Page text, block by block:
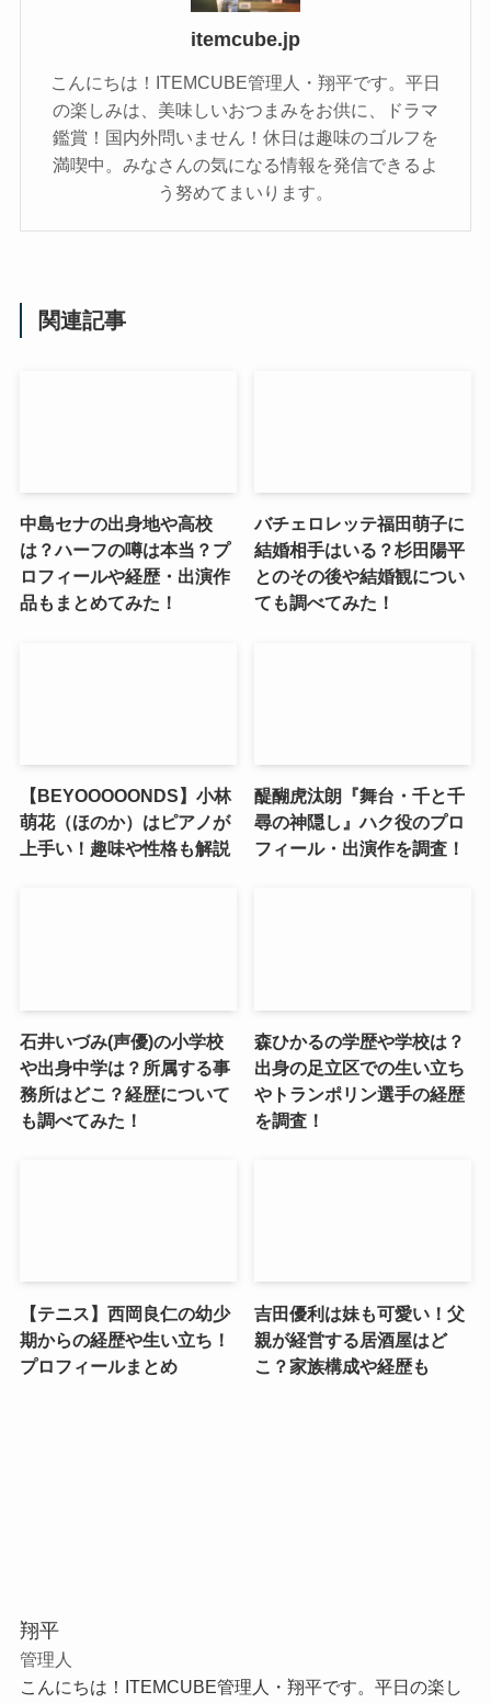
itemcube.jp
こんにちは！ITEMCUBE管理人・翔平です。平日
の楽しみは、美味しいおつまみをお供に、ドラマ
鑑賞！国内外問いません！休日は趣味のゴルフを
満喫中。みなさんの気になる情報を発信できるよ
う努めてまいります。
関連記事
中島セナの出身地や高校
は？ハーフの噂は本当？プ
ロフィールや経歴・出演作
品もまとめてみた！
バチェロレッテ福田萌子に
結婚相手はいる？杉田陽平
とのその後や結婚観につい
ても調べてみた！
【BEYOOOOONDS】小林
萌花（ほのか）はピアノが
上手い！趣味や性格も解説
醍醐虎汰朗『舞台・千と千
尋の神隠し』ハク役のプロ
フィール・出演作を調査！
石井いづみ(声優)の小学校
や出身中学は？所属する事
務所はどこ？経歴について
も調べてみた！
森ひかるの学歴や学校は？
出身の足立区での生い立ち
やトランポリン選手の経歴
を調査！
【テニス】西岡良仁の幼少
期からの経歴や生い立ち！
プロフィールまとめ
吉田優利は妹も可愛い！父
親が経営する居酒屋はど
こ？家族構成や経歴も
翔平
管理人
こんにちは！ITEMCUBE管理人・翔平です。平日の楽し